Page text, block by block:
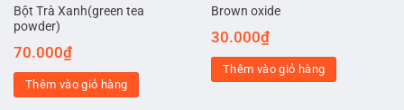
Bột Trà Xanh(green tea
powder)
70.000₫
Thêm vào giỏ hàng
Brown oxide
30.000₫
Thêm vào giỏ hàng